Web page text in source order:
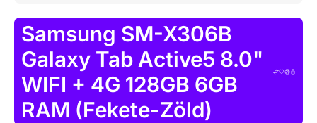
Samsung SM-X306B
Galaxy Tab Active5 8.0"
WIFI + 4G 128GB 6GB
RAM (Fekete-Zöld)